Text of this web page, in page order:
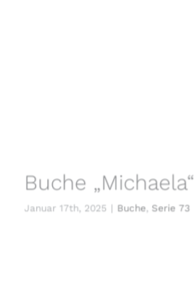
Buche „Michaela“
Januar 17th, 2025 Buche, Serie 73